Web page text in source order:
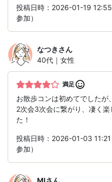
投稿日時：2026-01-19
参加）
なつきさん
40代｜女性
満足
お散歩コンは初めてでしたが、
2次会3次会に繋がり、凄く
た！
投稿日時：2026-01-03
参加）